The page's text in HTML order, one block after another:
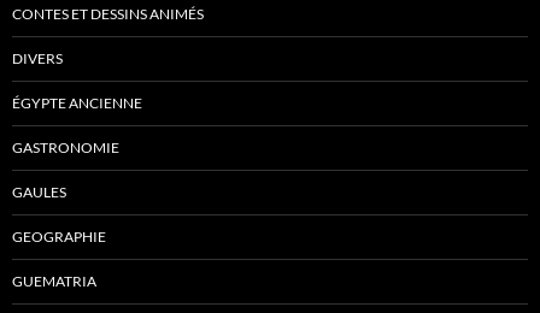
CONTES ET DESSINS ANIMÉS
DIVERS
ÉGYPTE ANCIENNE
GASTRONOMIE
GAULES
GEOGRAPHIE
GUEMATRIA